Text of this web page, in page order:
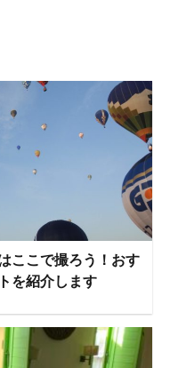
ここで撮ろう！おす
を紹介します